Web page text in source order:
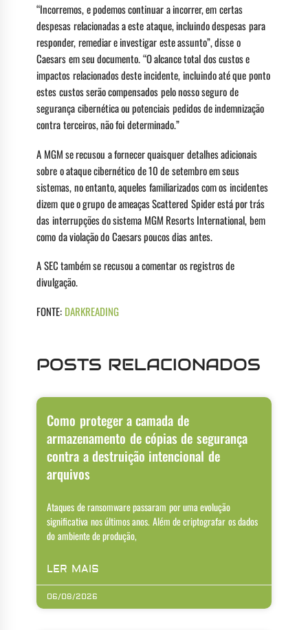
“Incorremos, e podemos continuar a incorrer, em certas
despesas relacionadas a este ataque, incluindo despesas para
responder, remediar e investigar este assunto”, disse o
Caesars em seu documento. “O alcance total dos custos e
impactos relacionados deste incidente, incluindo até que ponto
estes custos serão compensados ​​pelo nosso seguro de
segurança cibernética ou potenciais pedidos de indemnização
contra terceiros, não foi determinado.”
A MGM se recusou a fornecer quaisquer detalhes adicionais
sobre o ataque cibernético de 10 de setembro em seus
sistemas, no entanto, aqueles familiarizados com os incidentes
dizem que o grupo de ameaças Scattered Spider está por trás
das interrupções do sistema MGM Resorts International, bem
como da violação do Caesars poucos dias antes.
A SEC também se recusou a comentar os registros de
divulgação.
FONTE: DARKREADING
POSTS RELACIONADOS
Como proteger a camada de
armazenamento de cópias de segurança
contra a destruição intencional de
arquivos
Ataques de ransomware passaram por uma evolução
significativa nos últimos anos. Além de criptografar os dados
do ambiente de produção,
LER MAIS
06/08/2026